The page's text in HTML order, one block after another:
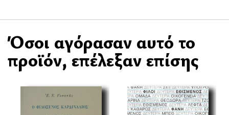
Όσοι αγόρασαν αυτό το
προϊόν, επέλεξαν επίσης